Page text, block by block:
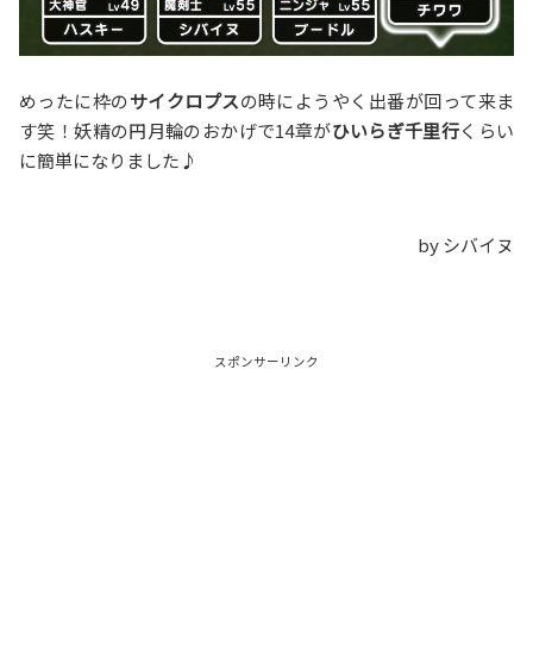
めったに枠のサイクロプスの時にようやく出番が回って来ま
す笑！妖精の円月輪のおかげで14章がひいらぎ千里行くらい
に簡単になりました♪
by シバイヌ
スポンサーリンク